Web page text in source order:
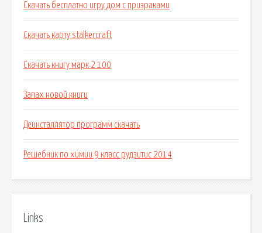
Скачать бесплатно игру дом с призраками
Скачать карту stalkercraft
Скачать книгу марк 2 100
Запах новой книги
Деинсталлятор программ скачать
Решебник по химии 9 класс рудзитис 2014
Links